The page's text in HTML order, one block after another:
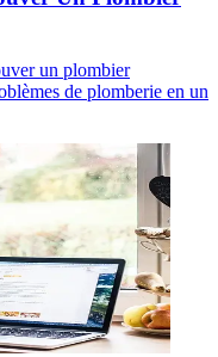
un plombier
de plomberie en un